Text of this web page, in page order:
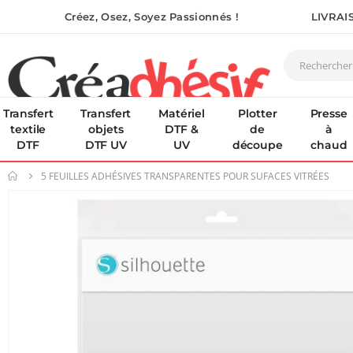
Créez, Osez, Soyez Passionnés !
Transfert
textile
DTF
Transfert
objets
DTF UV
Matériel
DTF &
UV
Plotter
de
découpe
Presse
à
chaud
5 FEUILLES ADHÉSIVES TRANSPARENTES POUR SUFACES VITRÉES